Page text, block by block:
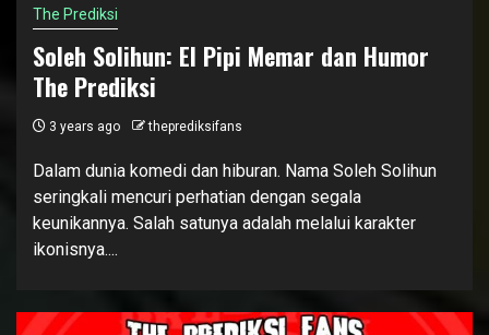
The Prediksi
Soleh Solihun: El Pipi Memar dan Humor
The Prediksi
3 years ago theprediksifans
Dalam dunia komedi dan hiburan. Nama Soleh Solihun
seringkali mencuri perhatian dengan segala
keunikannya. Salah satunya adalah melalui karakter
ikonisnya....